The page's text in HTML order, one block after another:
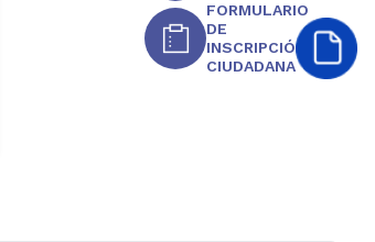
FORMULARIO
DE
INSCRIPCIÓN
CIUDADANA